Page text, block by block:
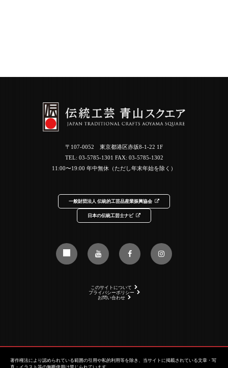
〒107-0052 東京都港区赤坂8-1-22 1F
TEL: 03-5785-1301 FAX: 03-5785-1302
11:00〜19:00 年中無休（ただし年末年始を除く）
一般財団法人 伝統的工芸品産業振興協会
日本の伝統工芸士ナビ
このサイトについて
プライバシーポリシー
お問い合わせ
著作権法により認められている範囲の引用や私的利用等を除き、当サイトに掲載されている文章・写